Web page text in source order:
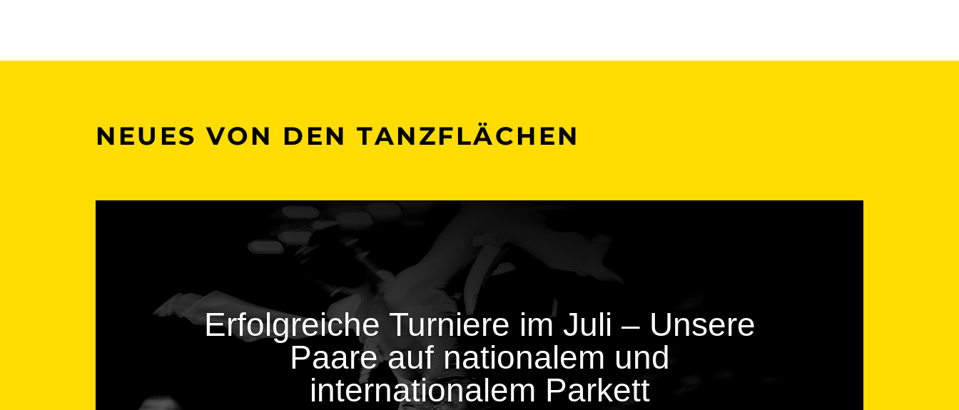
NEUES VON DEN TANZFLÄCHEN
Erfolgreiche Turniere im Juli – Unsere
Paare auf nationalem und
internationalem Parkett